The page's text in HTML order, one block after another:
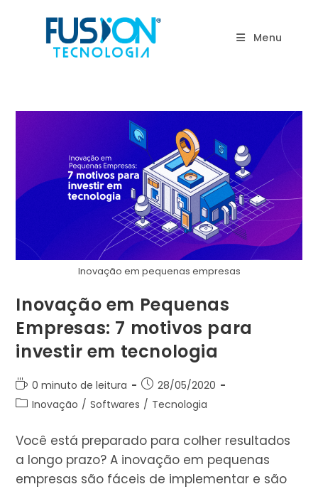
Menu
Inovação em pequenas empresas
Inovação em Pequenas
Empresas: 7 motivos para
investir em tecnologia
Tempo
de
0 minuto de leitura
Post
publicado:
28/05/2020
Categoria
post:
Inovação / Softwares / Tecnologia
Você está preparado para colher resultados
a longo prazo? A inovação em pequenas
empresas são fáceis de implementar e são